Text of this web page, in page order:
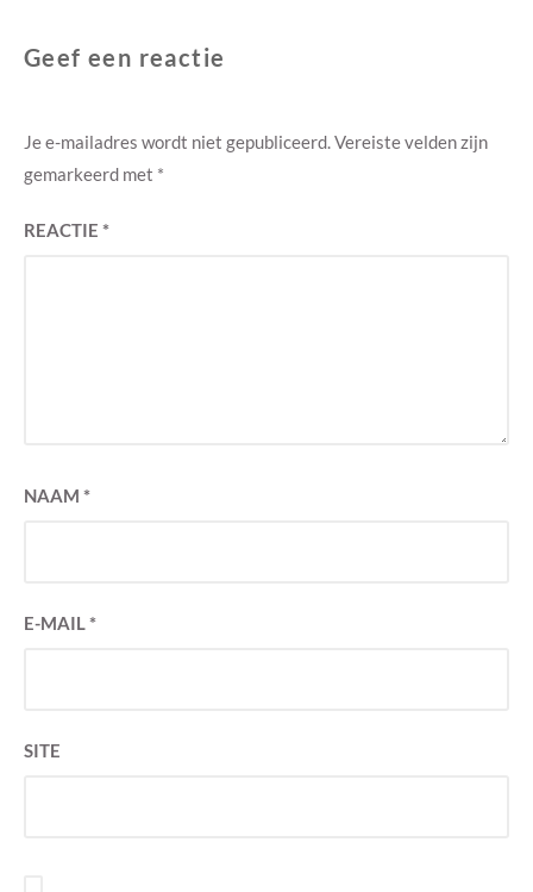
Geef een reactie
Je e-mailadres wordt niet gepubliceerd.Vereiste velden zijn
gemarkeerd met *
REACTIE *
NAAM *
E-MAIL*
SITE